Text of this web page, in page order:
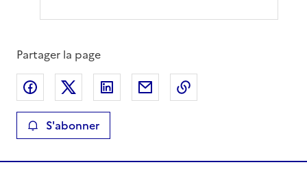
Partager la page
Partager sur Facebook
Partager sur XPartager sur LinkedIn
Partager par email
S'abonner